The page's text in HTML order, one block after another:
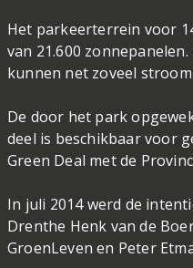
Het parkeerterrein voor
van 21.600
kunnen net zoveel
De door het park
deel is beschikbaar voor
Green Deal met de
In juli 2014 werd de
Drenthe Henk van de
GroenLeven en Peter